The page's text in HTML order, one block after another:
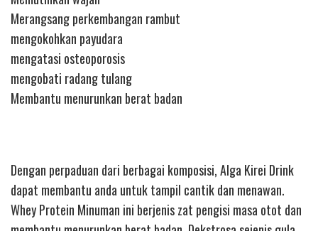
Merangsang perkembangan rambut
mengokohkan payudara
mengatasi osteoporosis
mengobati radang tulang
Membantu menurunkan berat badan
Dengan perpaduan dari berbagai komposisi, Alga Kirei Drink
dapat membantu anda untuk tampil cantik dan menawan.
Whey Protein Minuman ini berjenis zat pengisi masa otot dan